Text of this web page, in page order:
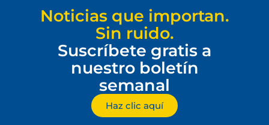
Noticias que importan.
Sin ruido.
Suscríbete gratis a
nuestro boletín
semanal
Haz clic aquí